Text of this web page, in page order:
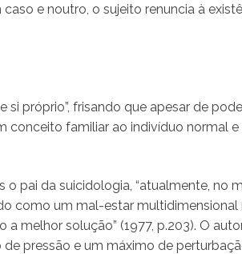
e noutro, o sujeito renuncia à
próprio”, frisando que apesar de
conceito familiar ao indivíduo normal
o pai da suicidologia, “atualmente, no
como um mal-estar multidimensional
melhor solução” (1977, p.203). O
pressão e um máximo de